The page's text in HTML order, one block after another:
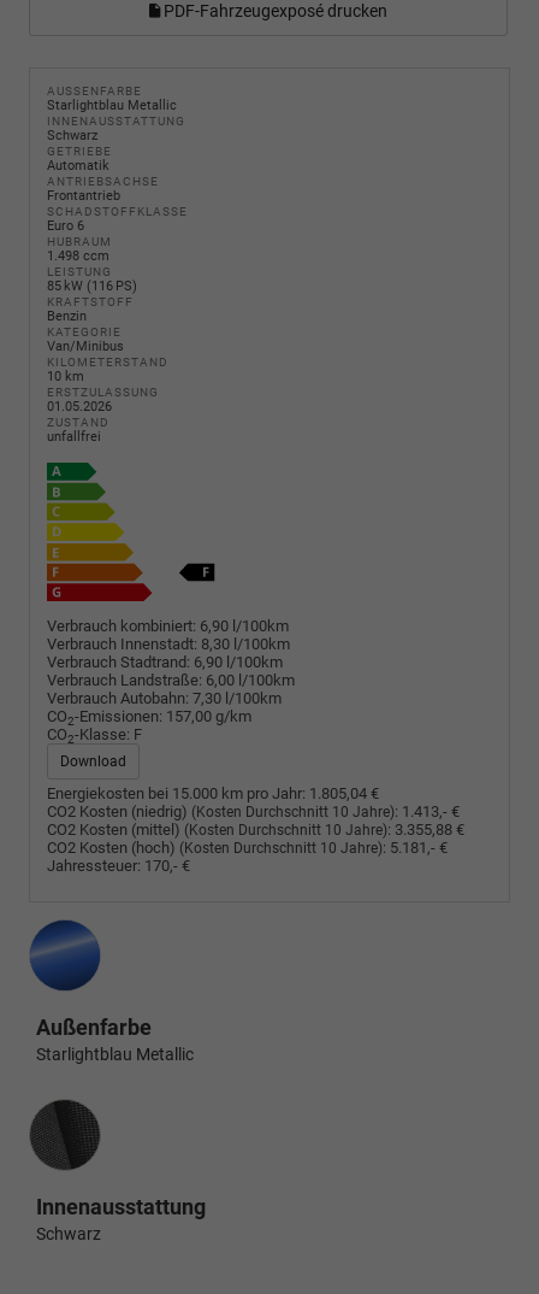
PDF-Fahrzeugexposé drucken
AUSSENFARBE
Starlightblau Metallic
INNENAUSSTATTUNG
Schwarz
GETRIEBE
Automatik
ANTRIEBSACHSE
Frontantrieb
SCHADSTOFFKLASSE
Euro 6
HUBRAUM
1.498 ccm
LEISTUNG
85 kW (116 PS)
KRAFTSTOFF
Benzin
KATEGORIE
Van/Minibus
KILOMETERSTAND
10 km
ERSTZULASSUNG
01.05.2026
ZUSTAND
unfallfrei
Verbrauch kombiniert: 6,90 l/100km
Verbrauch Innenstadt: 8,30 l/100km
Verbrauch Stadtrand: 6,90 l/100km
Verbrauch Landstraße: 6,00 l/100km
Verbrauch Autobahn: 7,30 l/100km
CO2-Emissionen: 157,00 g/km
CO2-Klasse: F
Download
Energiekosten bei 15.000 km pro Jahr: 1.805,04 €
CO2 Kosten (niedrig) (Kosten Durchschnitt 10 Jahre): 1.413,- €
CO2 Kosten (mittel) (Kosten Durchschnitt 10 Jahre): 3.355,88 €
CO2 Kosten (hoch) (Kosten Durchschnitt 10 Jahre): 5.181,- €
Jahressteuer: 170,- €
Außenfarbe
Starlightblau Metallic
Innenausstattung
Innenausstattung
Schwarz